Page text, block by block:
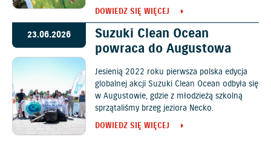
DOWIEDZ SIĘ WIĘCEJ
23.06.2026
Suzuki Clean Ocean
powraca do Augustowa
Jesienią 2022 roku pierwsza polska edycja
globalnej akcji Suzuki Clean Ocean odbyła się
w Augustowie, gdzie z młodzieżą szkolną
sprzątaliśmy brzeg jeziora Necko.
DOWIEDZ SIĘ WIĘCEJ